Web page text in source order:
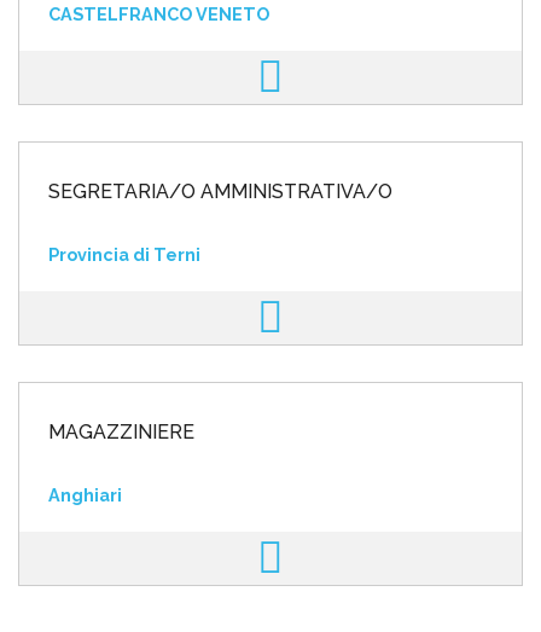
CASTELFRANCO VENETO
SEGRETARIA/O AMMINISTRATIVA/O
Provincia di Terni
MAGAZZINIERE
Anghiari